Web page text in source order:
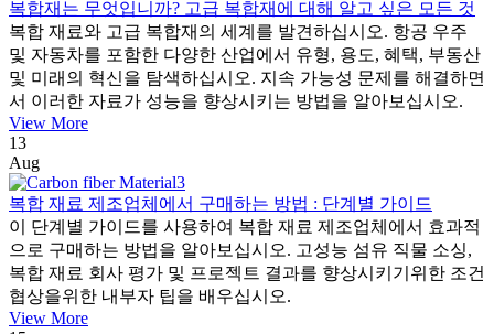
복합재는 무엇입니까? 고급 복합재에 대해 알고 싶은 모든 것
복합 재료와 고급 복합재의 세계를 발견하십시오. 항공 우주
및 자동차를 포함한 다양한 산업에서 유형, 용도, 혜택, 부동산
및 미래의 혁신을 탐색하십시오. 지속 가능성 문제를 해결하면
서 이러한 자료가 성능을 향상시키는 방법을 알아보십시오.
View More
13
Aug
복합 재료 제조업체에서 구매하는 방법 : 단계별 가이드
이 단계별 가이드를 사용하여 복합 재료 제조업체에서 효과적
으로 구매하는 방법을 알아보십시오. 고성능 섬유 직물 소싱,
복합 재료 회사 평가 및 프로젝트 결과를 향상시키기위한 조건
협상을위한 내부자 팁을 배우십시오.
View More